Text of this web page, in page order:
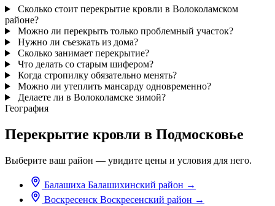
Сколько стоит перекрытие кровли в Волоколамском
районе?
Можно ли перекрыть только проблемный участок?
Нужно ли съезжать из дома?
Сколько занимает перекрытие?
Что делать со старым шифером?
Когда стропилку обязательно менять?
Можно ли утеплить мансарду одновременно?
Делаете ли в Волоколамске зимой?
География
Перекрытие кровли в Подмосковье
Выберите ваш район — увидите цены и условия для него.
Балашиха Балашихинский район →
Воскресенск Воскресенский район →